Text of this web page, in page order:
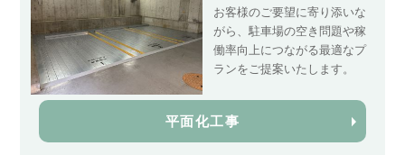
お客様のご要望に寄り添いな
がら、駐車場の空き問題や稼
働率向上につながる最適なプ
ランをご提案いたします。
平面化工事